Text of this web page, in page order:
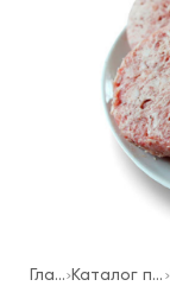
Главная Каталог продукции